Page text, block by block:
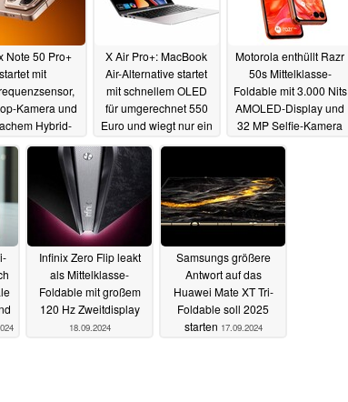
Note 50 Pro+
startet mit
Kamera und
Hybrid-
20.03.2025
X Air Pro+: MacBook
Air-Alternative startet
mit schnellem OLED
für umgerechnet 550
Euro und wiegt nur ein
18.10.2024
Motorola enthüllt Razr
50s Mittelklasse-
Foldable mit 3.000 Nits
AMOLED-Display und
32 MP Selfie-Kamera
24.09.2024
Infinix Zero Flip leakt
als Mittelklasse-
Foldable mit großem
120 Hz Zweitdisplay
18.09.2024
Samsungs größere
Antwort auf das
Huawei Mate XT Tri-
Foldable soll 2025
starten 17.09.2024